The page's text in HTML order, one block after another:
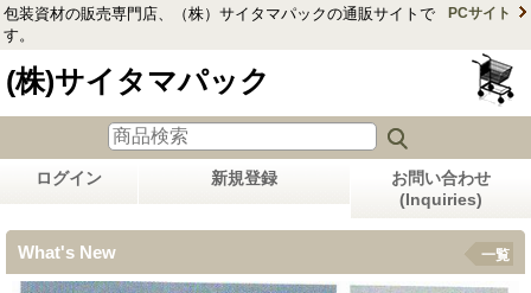
包装資材の販売専門店、（株）サイタマパックの通販サイトで
す。
PCサイト
(株)サイタマパック
ログイン 新規登録
お問い合わせ
(Inquiries)
What's New 一覧